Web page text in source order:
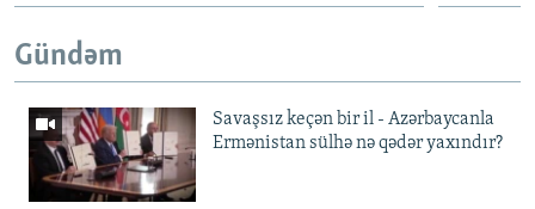
Gündəm
Savaşsız keçən bir il - Azərbaycanla
Ermənistan sülhə nə qədər yaxındır?